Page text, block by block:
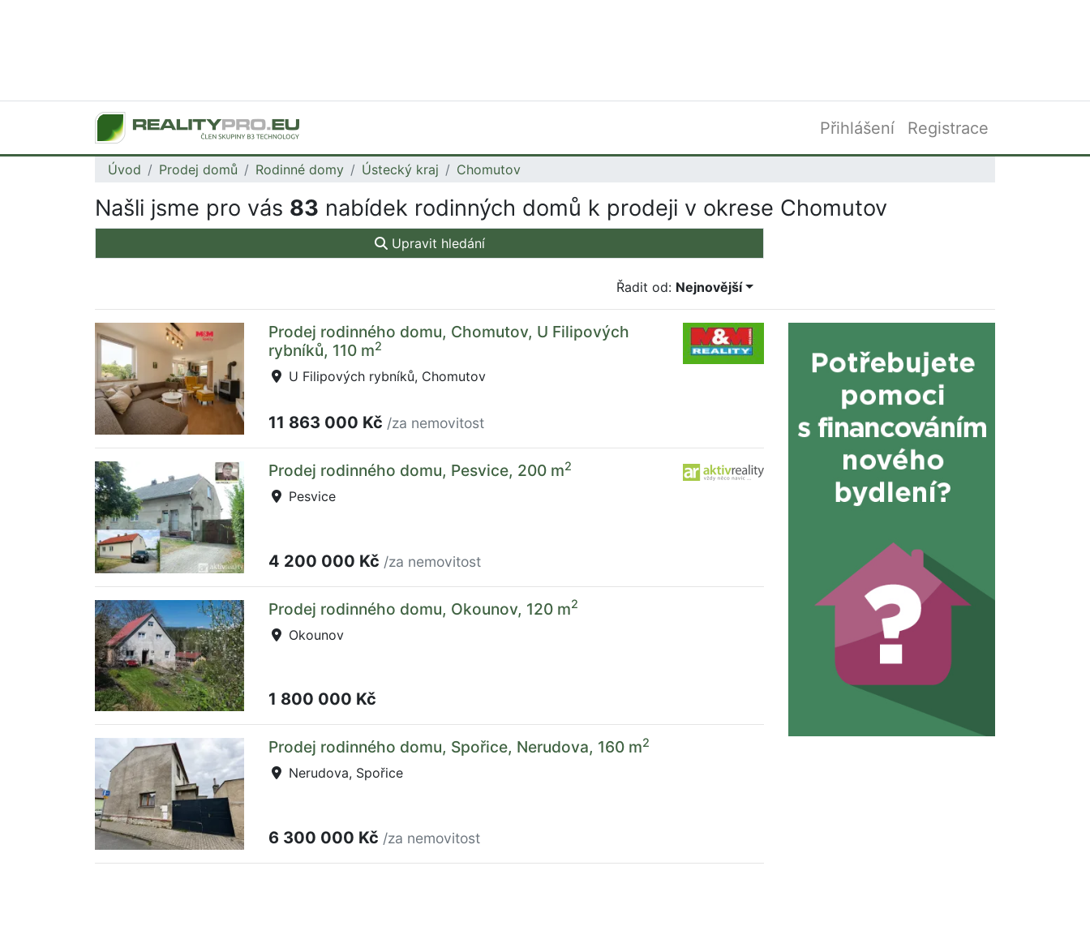
Přihlášení Registrace
Úvod Prodej domů Rodinné domy Ústecký kraj Chomutov
Našli jsme pro vás 83 nabídek rodinných domů k prodeji v okrese Chomutov
Upravit hledání
Řadit od: Nejnovější
Prodej rodinného domu, Chomutov, U Filipových
rybníků, 110 m2
U Filipových rybníků, Chomutov
11 863 000 Kč /za nemovitost
Prodej rodinného domu, Pesvice, 200 m2
Pesvice
4 200 000 Kč /za nemovitost
Prodej rodinného domu, Okounov, 120 m2
Okounov
1 800 000 Kč
Prodej rodinného domu, Spořice, Nerudova, 160 m2
Nerudova, Spořice
6 300 000 Kč /za nemovitost